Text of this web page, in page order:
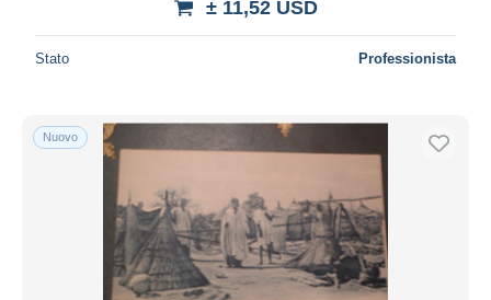
± 11,52 USD
Stato Professionista
Nuovo